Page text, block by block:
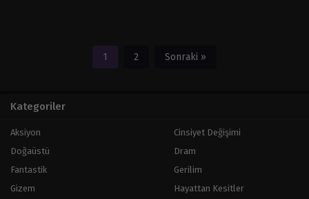
1 2 Sonraki »
Kategoriler
Aksiyon
Cinsiyet Değişimi
Doğaüstü
Dram
Fantastik
Gerilim
Gizem
Hayattan Kesitler